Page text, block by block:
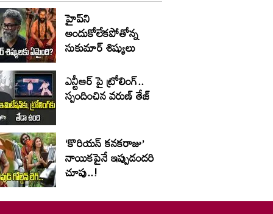
హైప్‌ని
అందుకోలేకపోతోన్న
సుకుమార్ శిష్యులు
ఎన్టీఆర్ పై ట్రోలింగ్..
స్పందించిన వరుణ్ తేజ్
‘కొరియన్ కనకరాజు’
నాయికపైనే ఇప్పుడందరి
చూపు..!